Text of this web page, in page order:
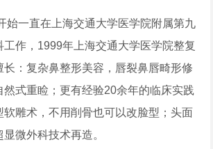
始一直在上海交通大学医学院附属第九
工作，1999年上海交通大学医学院整复
长：复杂鼻整形美容，唇裂鼻唇畸形修
然式重睑；更有经验20余年的临床实践
软雕术，不用削骨也可以改脸型；头面
微外科技术再造。